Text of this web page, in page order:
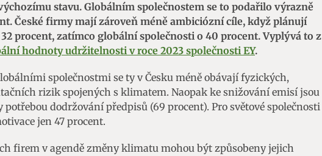
stavu. Globálním společnostem se to podařilo výrazně
České firmy mají zároveň méně ambiciózní cíle, když plánují
procent, zatímco globální společnosti o 40 procent. Vyplývá to z
hodnoty udržitelnosti v roce 2023 společnosti EY.
společnostmi se ty v Česku méně obávají fyzických,
rizik spojených s klimatem. Naopak ke snižování emisí jsou
potřebou dodržování předpisů (69 procent). Pro světové společnosti
jen 47 procent.
firem v agendě změny klimatu mohou být způsobeny jejich